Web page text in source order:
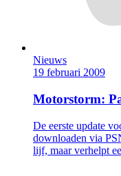
Nieuws
19 februari 2009
Motorstorm:
De eerste update
downloaden via
lijf, maar verhelpt